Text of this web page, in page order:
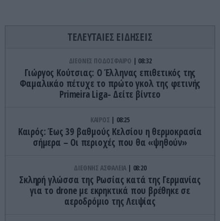
ΤΕΛΕΥΤΑΙΕΣ ΕΙΔΗΣΕΙΣ
ΔΙΕΘΝΕΣ ΠΟΔΟΣΦΑΙΡΟ 08:32
Γιώργος Κούτσιας: Ο Έλληνας επιθετικός της
Φαμαλικάο πέτυχε το πρώτο γκολ της φετινής
Primeira Liga- Δείτε βίντεο
ΚΑΙΡΟΣ 08:25
Καιρός: Έως 39 βαθμούς Κελσίου η θερμοκρασία
σήμερα – Οι περιοχές που θα «ψηθούν»
ΔΙΕΘΝΗΣ ΑΣΦΑΛΕΙΑ 08:20
Σκληρή γλώσσα της Ρωσίας κατά της Γερμανίας
για το drone με εκρηκτικά που βρέθηκε σε
αεροδρόμιο της Λειψίας